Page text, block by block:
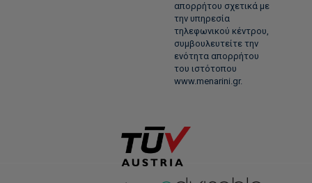
απορρήτου σχετικά με
την υπηρεσία
τηλεφωνικού κέντρου,
συμβουλευτείτε την
ενότητα απορρήτου
του ιστότοπου
www.menarini.gr.